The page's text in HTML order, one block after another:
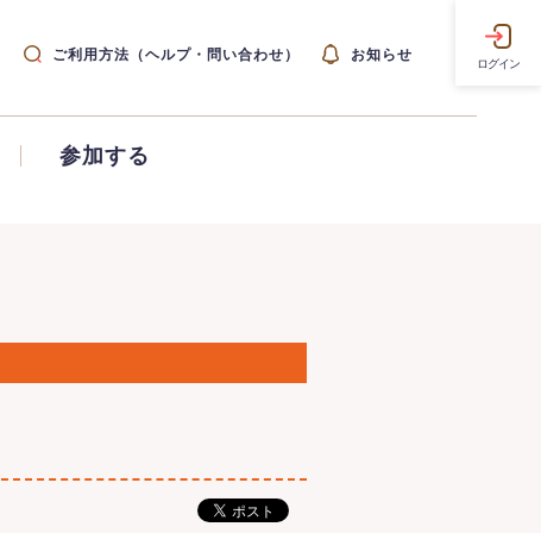
ご利用方法（ヘルプ・問い合わせ） お知らせ
ログイン
参加する